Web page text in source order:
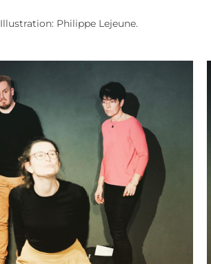
Illustration: Philippe Lejeune.